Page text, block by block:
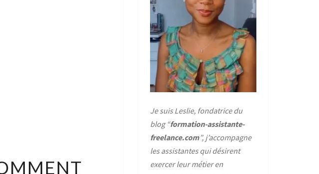
Je suis Leslie, fondatrice du
blog “formation-assistante-
freelance.com”, j’accompagne
les assistantes qui désirent
exercer leur métier en